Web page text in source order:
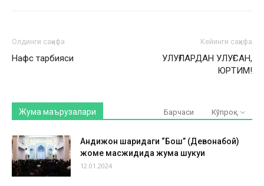
Олдинги саҳифа
Нафс тарбияси
Кейинги саҳифа
УЛУҒЛАРДАН УЛУҒСАН,
ЮРТИМ!
Жума маърузалари Барчаси Кўпроқ
Андижон шаҳридаги “Бош” (Девонабой)
жоме масжидида жума шукуҳи
12.01.2024